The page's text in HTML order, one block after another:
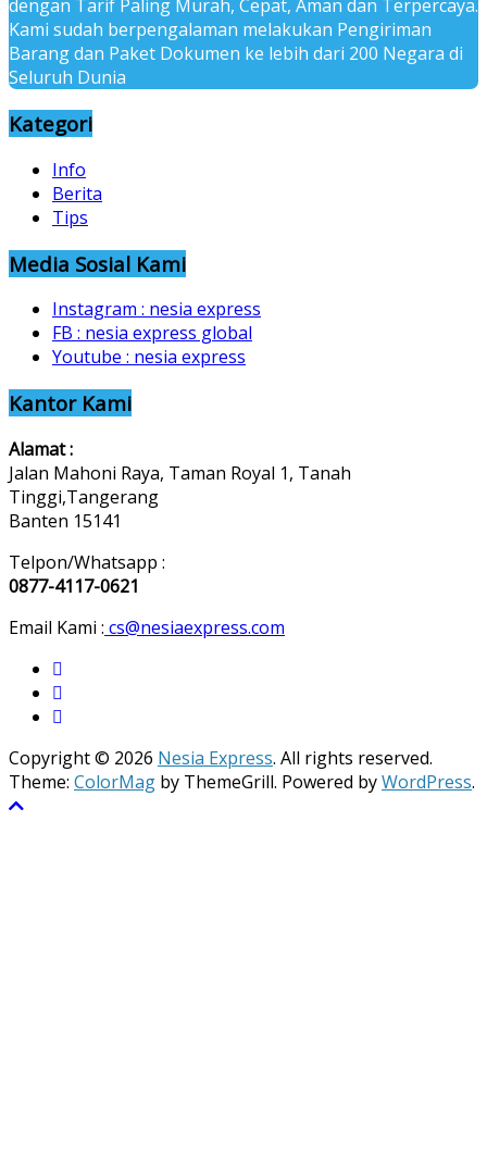
dengan Tarif Paling Murah, Cepat, Aman dan Terpercaya.
Kami sudah berpengalaman melakukan Pengiriman
Barang dan Paket Dokumen ke lebih dari 200 Negara di
Seluruh Dunia
Kategori
Info
Berita
Tips
Media Sosial Kami
Instagram : nesia express
FB : nesia express global
Youtube : nesia express
Kantor Kami
Alamat :
Jalan Mahoni Raya, Taman Royal 1, Tanah
Tinggi,Tangerang
Banten 15141
Telpon/Whatsapp :
0877-4117-0621
Email Kami : cs@nesiaexpress.com
Copyright © 2026 Nesia Express. All rights reserved.
Theme: ColorMag by ThemeGrill. Powered byWordPress.